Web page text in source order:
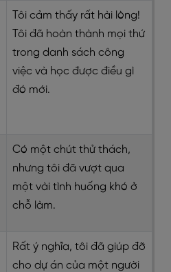
Tôi cảm thấy rất hài lòng!
Tôi đã hoàn thành mọi thứ
trong danh sách công
việc và học được điều gì
đó mới.
Có một chút thử thách,
nhưng tôi đã vượt qua
một vài tình huống khó ở
chỗ làm.
Rất ý nghĩa, tôi đã giúp đỡ
cho dự án của một người